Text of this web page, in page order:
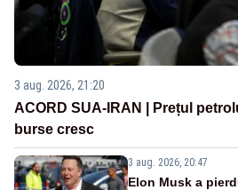
3 aug. 2026, 21:20
ACORD SUA-IRAN | Prețul
burse cresc
3 aug. 2026, 20:47
Elon Musk a